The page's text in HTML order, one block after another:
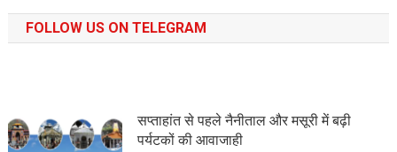
FOLLOW US ON TELEGRAM
सप्ताहांत से पहले नैनीताल और मसूरी में बढ़ी
पर्यटकों की आवाजाही